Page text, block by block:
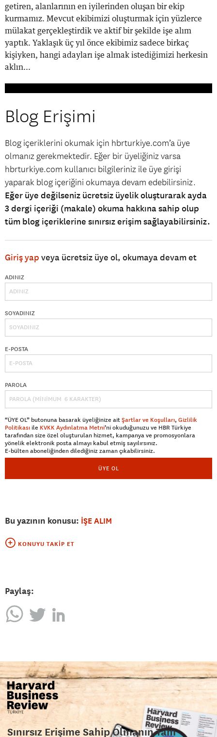
getiren, alanlarının en iyilerinden oluşan bir ekip
kurmamız. Mevcut ekibimizi oluşturmak için yüzlerce
mülakat gerçekleştirdik ve aktif bir şekilde işe alım
yaptık. Yaklaşık üç yıl önce ekibimiz sadece birkaç
kişiyken, hangi adayları işe almak istediğimizi herkesin
aklın...
Blog Erişimi
Blog içeriklerini okumak için hbrturkiye.com’a üye
olmanız gerekmektedir. Eğer bir üyeliğiniz varsa
hbrturkiye.com kullanıcı bilgileriniz ile üye girişi
yaparak blog içeriğini okumaya devam edebilirsiniz.
Eğer üye değilseniz ücretsiz üyelik oluşturarak ayda
3 dergi içeriği (makale) okuma hakkına sahip olup
tüm blog içeriklerine sınırsız erişim sağlayabilirsiniz.
Giriş yap veya ücretsiz üye ol, okumaya devam et
ADINIZ
SOYADINIZ
E-POSTA
PAROLA
“ÜYE OL” butonuna basarak üyeliğinize aitŞartlar ve Koşulları, Gizlilik
Politikası ile KVKK Aydınlatma Metni’ni okuduğunuzu ve HBR Türkiye
tarafından size özel oluşturulan hizmet, kampanya ve promosyonlara
yönelik elektronik posta almayı kabul etmiş sayılırsınız.
E-bülten aboneliğinden dilediğiniz zaman çıkabilirsiniz.
ÜYE OL
Bu yazının konusu: İŞE ALIM
KONUYU TAKIP ET
Paylaş:
Sınırsız Erişime Sahip Olmanın Tam